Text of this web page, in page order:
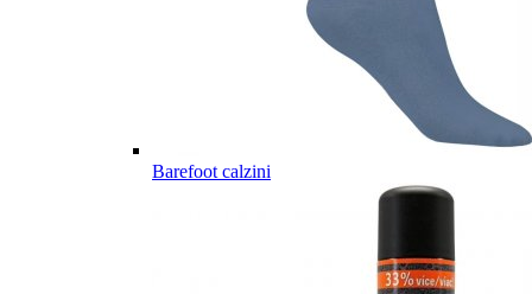
Barefoot calzini